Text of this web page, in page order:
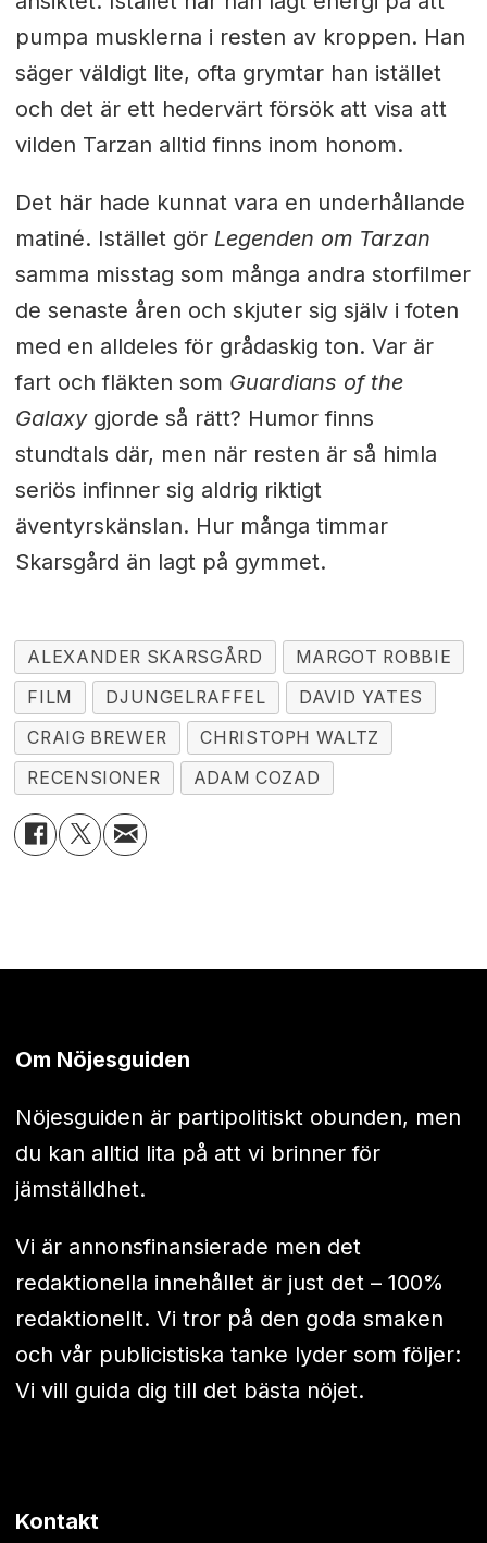
pumpa musklerna i resten av kroppen. Han
säger väldigt lite, ofta grymtar han istället
och det är ett hedervärt försök att visa att
vilden Tarzan alltid finns inom honom.
Det här hade kunnat vara en underhållande
matiné. Istället gör Legenden om Tarzan
samma misstag som många andra storfilmer
de senaste åren och skjuter sig själv i foten
med en alldeles för grådaskig ton. Var är
fart och fläkten som Guardians of the
Galaxygjorde så rätt? Humor finns
stundtals där, men när resten är så himla
seriös infinner sig aldrig riktigt
äventyrskänslan. Hur många timmar
Skarsgård än lagt på gymmet.
ALEXANDER SKARSGÅRD
MARGOT ROBBIE
FILM
DJUNGELRAFFEL
DAVID YATES
CRAIG BREWER
CHRISTOPH WALTZ
RECENSIONER
ADAM COZAD
Om Nöjesguiden
Nöjesguiden är partipolitiskt obunden, men
du kan alltid lita på att vi brinner för
jämställdhet.
Vi är annonsfinansierade men det
redaktionella innehållet är just det – 100%
redaktionellt. Vi tror på den goda smaken
och vår publicistiska tanke lyder som följer:
Vi vill guida dig till det bästa nöjet.
Kontakt